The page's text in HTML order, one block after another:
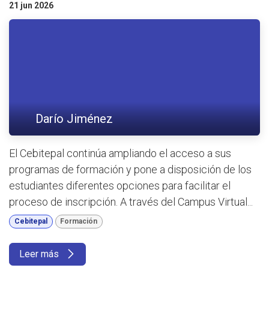
21 jun 2026
Darío Jiménez
El Cebitepal continúa ampliando el acceso a sus
programas de formación y pone a disposición de los
estudiantes diferentes opciones para facilitar el
proceso de inscripción. A través del Campus Virtual...
Cebitepal Formación
Leer más